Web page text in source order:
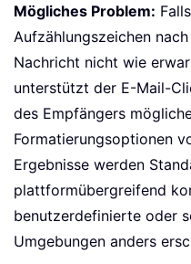
Mögliches Problem:
Aufzählungszeichen
Nachricht nicht wie
unterstützt der E-Mail-
des Empfängers
Formatierungsoptionen
Ergebnisse werden
plattformübergreifend
benutzerdefinierte oder
Umgebungen anders